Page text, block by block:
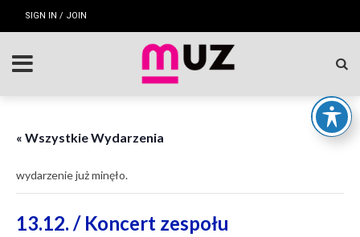
SIGN IN / JOIN
« Wszystkie Wydarzenia
wydarzenie już minęło.
13.12. / Koncert zespołu